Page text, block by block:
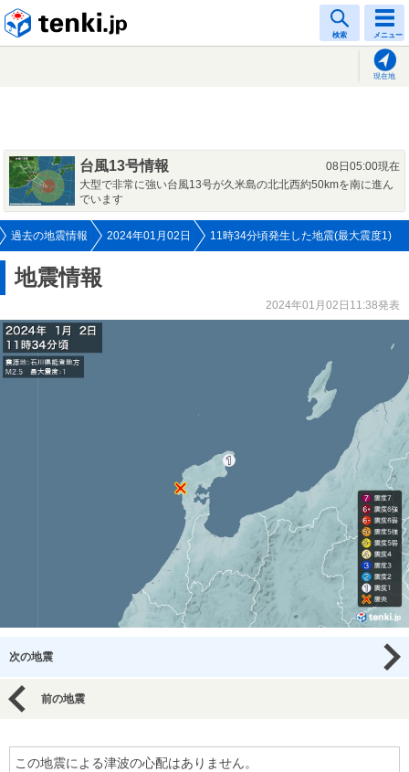
検索 メニュー
現在地
台風13号情報
08日05:00現在
大型で非常に強い台風13号が久米島の北北西約50kmを南に進ん
でいます
過去の地震情報 2024年01月02日 11時34分頃発生した地震(最大震度1)
地震情報
2024年01月02日11:38発表
次の地震
前の地震
この地震による津波の心配はありません。